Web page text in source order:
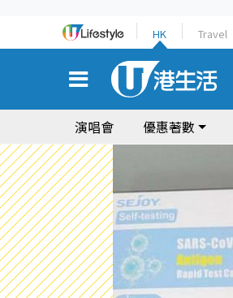
HK Travel
演唱會 優惠著數